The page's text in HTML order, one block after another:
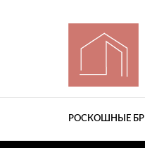
РОСКОШНЫЕ